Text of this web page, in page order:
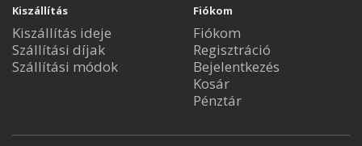
Kiszállítás
Kiszállítás ideje
Szállítási díjak
Szállítási módok
Fiókom
Fiókom
Regisztráció
Bejelentkezés
Kosár
Pénztár